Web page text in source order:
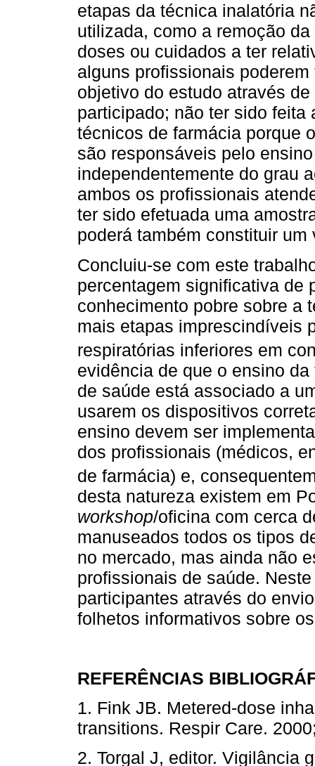
etapas da técnica inalatória
utilizada, como a remoção
doses ou cuidados a ter
alguns profissionais
objetivo do estudo através
participado; não ter sido
técnicos de farmácia porque
são responsáveis pelo
independentemente do grau
ambos os profissionais
ter sido efetuada uma
poderá também constituir
Concluiu-se com este
percentagem significativa de
conhecimento pobre sobre a
mais etapas imprescindíveis
respiratórias inferiores em
evidência de que o ensino
de saúde está associado a
usarem os dispositivos
ensino devem ser
dos profissionais (médicos,
de farmácia) e,
desta natureza existem em
workshop/oficina com cerca
manuseados todos os tipos
no mercado, mas ainda não
profissionais de saúde.
participantes através do
folhetos informativos sobre
REFERÊNCIAS
1. Fink JB. Metered-dose
transitions. Respir Care.
2. Torgal J, editor. Vigilância